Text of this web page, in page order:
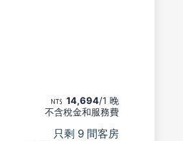
14,694/1 晚
不含稅金和服務費
只剩 9 間客房